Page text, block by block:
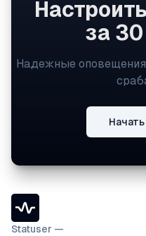
за
Надежные
Statuser —